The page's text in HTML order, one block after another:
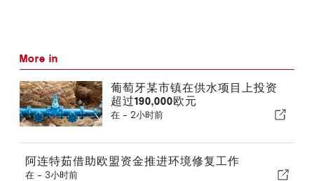
More in
葡萄牙某市镇在供水项目上投资
超过190,000欧元
在 - 2小时前
阿连特茹借助欧盟资金推进环境修复工作
在 - 3小时前